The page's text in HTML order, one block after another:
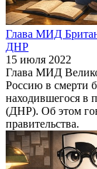
Глава МИД
ДНР
15 июля 2022
Глава МИД
Россию в смерти
находившегося в
(ДНР). Об этом
правительства.